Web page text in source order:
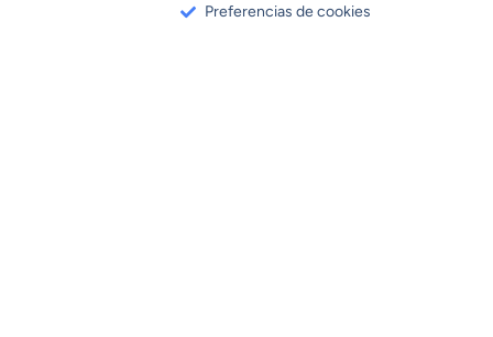
Preferencias de cookies